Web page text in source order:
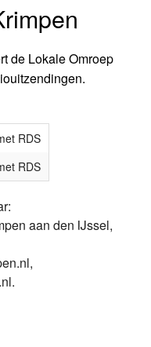
de Lokale Omroep
RDS
RDS
aan den IJssel,